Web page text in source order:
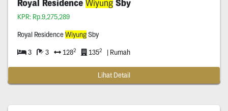
Royal Residence WiyungSby
KPR: Rp.9,275,289
Royal ResidenceWiyungSby
3 3 1282 1352 | Rumah
Lihat Detail